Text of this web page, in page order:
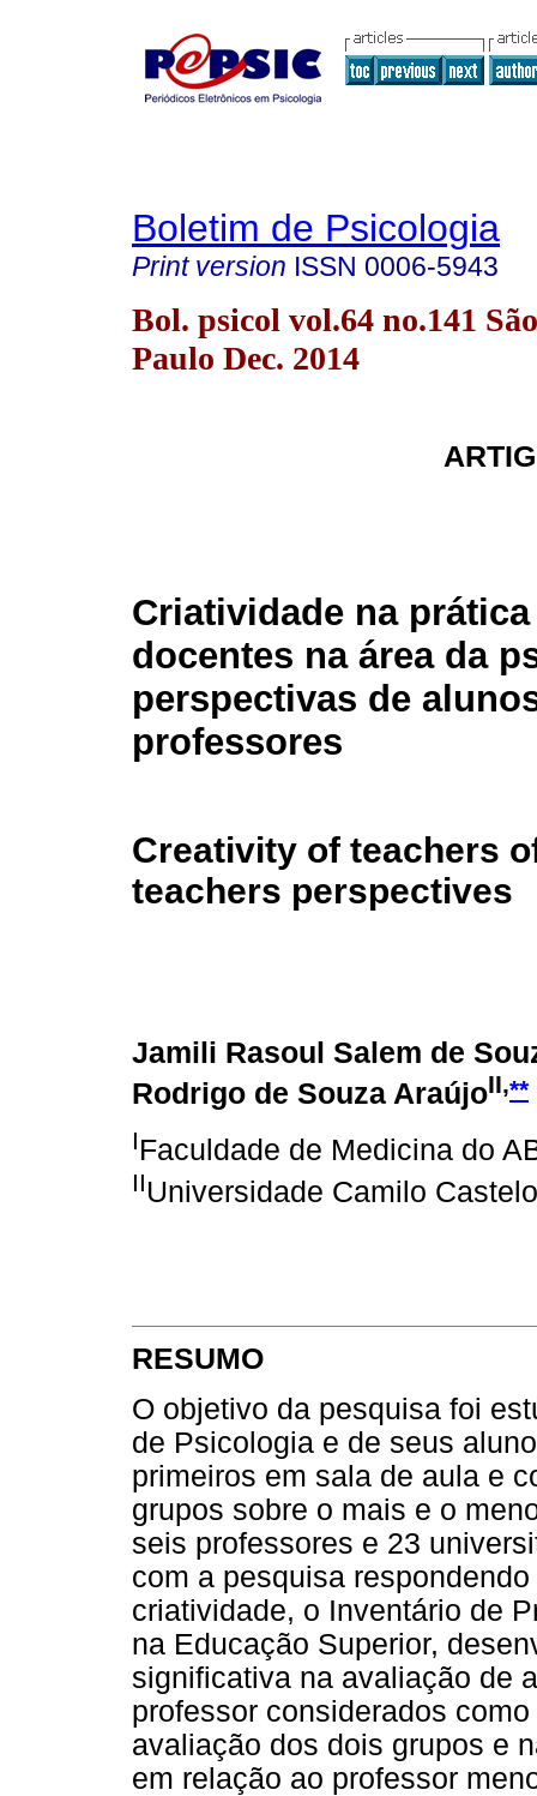
Boletim de Psicologia
Print version ISSN 0006-5943
Bol. psicol vol.64 no.141 São
Paulo Dec. 2014
Criatividade na
docentes na área da
perspectivas de
professores
Creativity of teachers
teachers perspectives
Jamili Rasoul Salem de
Rodrigo de Souza AraújoII,**
IFaculdade de Medicina do
IIUniversidade Camilo
RESUMO
O objetivo da pesquisa foi
de Psicologia e de seus
primeiros em sala de aula e
grupos sobre o mais e o
seis professores e 23
com a pesquisa
criatividade, o Inventário de
na Educação Superior,
significativa na avaliação de
professor considerados
avaliação dos dois grupos e
em relação ao professor